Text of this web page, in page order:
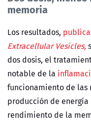
memoria
Los resultados,
Extracellular Vesicles,
dos dosis, el
notable de la
funcionamiento de las
producción de
rendimiento de la